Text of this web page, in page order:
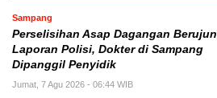
Sampang
Perselisihan Asap Dagangan
Laporan Polisi, Dokter di Sampang
Dipanggil Penyidik
Jumat, 7 Agu 2026 - 06:44 WIB